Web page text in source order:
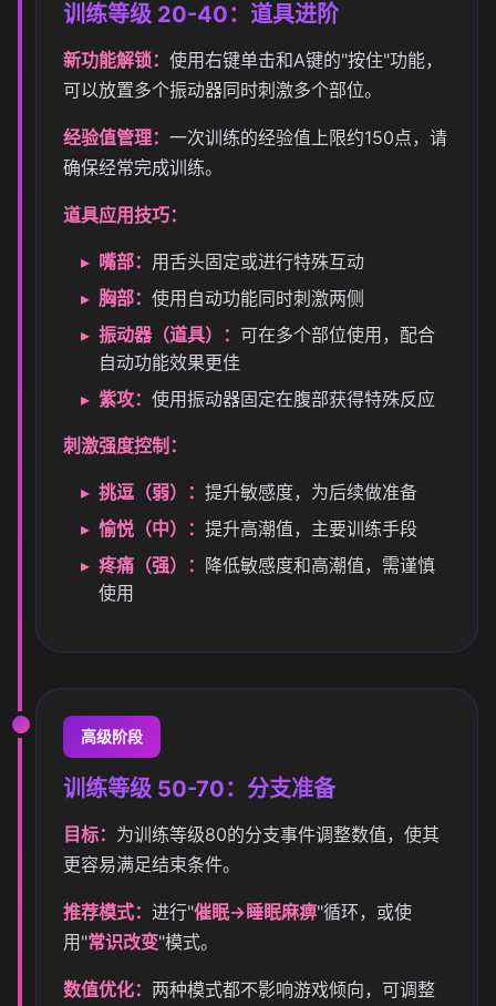
训练等级 20-40：道具进阶
新功能解锁： 使用右键单击和A键的"按住"功能，
可以放置多个振动器同时刺激多个部位。
经验值管理： 一次训练的经验值上限约150点，请
确保经常完成训练。
道具应用技巧：
嘴部： 用舌头固定或进行特殊互动
胸部： 使用自动功能同时刺激两侧
振动器（道具）： 可在多个部位使用，配合
自动功能效果更佳
紫攻： 使用振动器固定在腹部获得特殊反应
刺激强度控制：
挑逗（弱）： 提升敏感度，为后续做准备
愉悦（中）： 提升高潮值，主要训练手段
疼痛（强）： 降低敏感度和高潮值，需谨慎
使用
高级阶段
训练等级 50-70：分支准备
目标： 为训练等级80的分支事件调整数值，使其
更容易满足结束条件。
推荐模式： 进行"催眠→睡眠麻痹"循环，或使
用"常识改变"模式。
数值优化： 两种模式都不影响游戏倾向，可调整